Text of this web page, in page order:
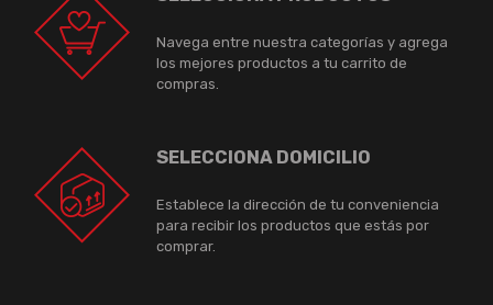
Navega entre nuestra categorías y agrega
los mejores productos a tu carrito de
compras.
SELECCIONA DOMICILIO
Establece la dirección de tu conveniencia
para recibir los productos que estás por
comprar.